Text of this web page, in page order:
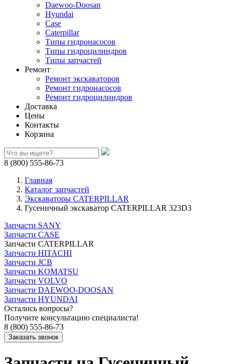
Daewoo-Doosan
Hyundai
Case
Caterpillar
Типы гидронасосов
Типы гидроцилиндров
Типы запчастей
Ремонт
Ремонт экскаваторов
Ремонт гидронасосов
Ремонт гидроцилиндров
Доставка
Цены
Контакты
Корзина
8 (800) 555-86-73
Главная
Каталог запчастей
Экскаваторы CATERPILLAR
Гусеничный экскаватор CATERPILLAR 323D3
Запчасти SANY
Запчасти CASE
Запчасти CATERPILLAR
Запчасти HITACHI
Запчасти JCB
Запчасти KOMATSU
Запчасти VOLVO
Запчасти DAEWOO-DOOSAN
Запчасти HYUNDAI
Остались вопросы?
Получите консультацию специалиста!
8 (800) 555-86-73